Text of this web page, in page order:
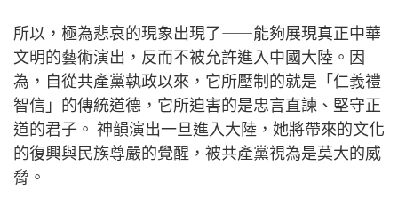
所以，極為悲哀的現象出現了——能夠展現真正中華
文明的藝術演出，反而不被允許進入中國大陸。因
為，自從共產黨執政以來，它所壓制的就是「仁義禮
智信」的傳統道德，它所迫害的是忠言直諫、堅守正
道的君子。 神韻演出一旦進入大陸，她將帶來的文化
的復興與民族尊嚴的覺醒，被共產黨視為是莫大的威
脅。